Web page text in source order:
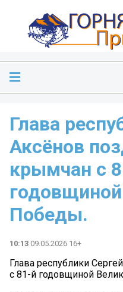
Глава
Аксёнов
крымчан с
Победы.
10:13 09.05.2026 16+
Глава республики
с 81-й годовщиной